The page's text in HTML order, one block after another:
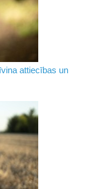
attiecības un